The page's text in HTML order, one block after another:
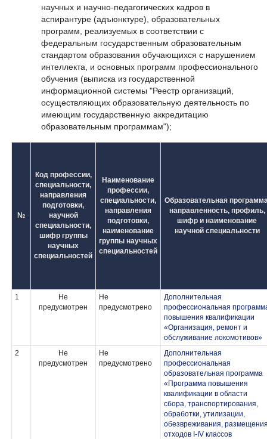
научных и научно-педагогических кадров в
аспирантуре (адъюнктуре), образовательных
программ, реализуемых в соответствии с
федеральным государственным образовательным
стандартом образования обучающихся с нарушением
интеллекта, и основных программ профессионального
обучения (выписка из государственной
информационной системы "Реестр организаций,
осуществляющих образовательную деятельность по
имеющим государственную аккредитацию
образовательным программам");
№
Код профессии,
специальности,
направления
подготовки,
научной
специальности,
шифр группы
научных
специальностей
Наименование
профессии,
специальности,
направления
подготовки,
наименование
группы научных
специальностей
Образовательная
направленность, профиль,
шифр и наименование
научной специальности
1
Не
предусмотрен
Не
предусмотрено
Дополнительная
профессиональная
повышения квалификации
«Организация, ремонт и
обслуживание локомотивов»
2
Не
предусмотрен
Не
предусмотрено
Дополнительная
профессиональная
образовательная программа
«Программа повышения
квалификации в области
сбора, транспортирования,
обработки, утилизации,
обезвреживания,
отходов I-IV классов